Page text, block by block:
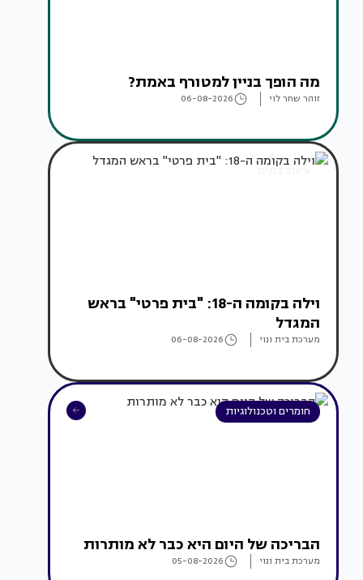
מה הופך בניין למטורף באמת?
זוהר שחר לוי 06-08-2026
עיצוב בתים
וילה בקומה ה-18: "בית פרטי" בראש
המגדל
מערכת בית ונוי 06-08-2026
חומרים וטכנולוגיות
הבריכה של היום היא כבר לא מותרות
מערכת בית ונוי 05-08-2026